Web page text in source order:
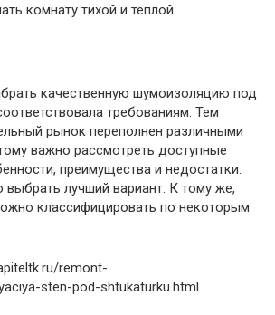
комнату тихой и теплой.
качественную шумоизоляцию под
требованиям. Тем
рынок переполнен различными
важно рассмотреть доступные
преимущества и недостатки.
лучший вариант. К тому же,
классифицировать по некоторым
remont-
sten-pod-shtukaturku.html